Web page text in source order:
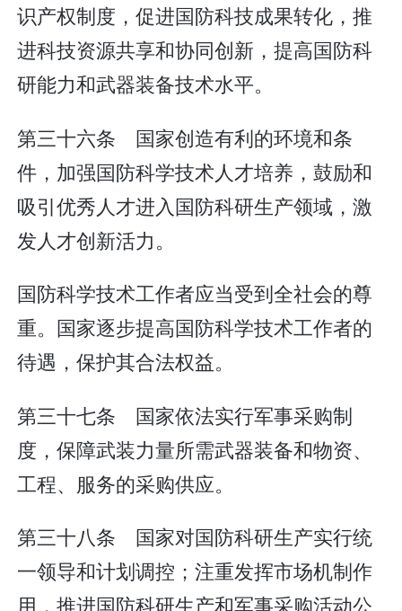
识产权制度，促进国防科技成果转化，推
进科技资源共享和协同创新，提高国防科
研能力和武器装备技术水平。
第三十六条 国家创造有利的环境和条
件，加强国防科学技术人才培养，鼓励和
吸引优秀人才进入国防科研生产领域，激
发人才创新活力。
国防科学技术工作者应当受到全社会的尊
重。国家逐步提高国防科学技术工作者的
待遇，保护其合法权益。
第三十七条 国家依法实行军事采购制
度，保障武装力量所需武器装备和物资、
工程、服务的采购供应。
第三十八条 国家对国防科研生产实行统
一领导和计划调控；注重发挥市场机制作
用，推进国防科研生产和军事采购活动公